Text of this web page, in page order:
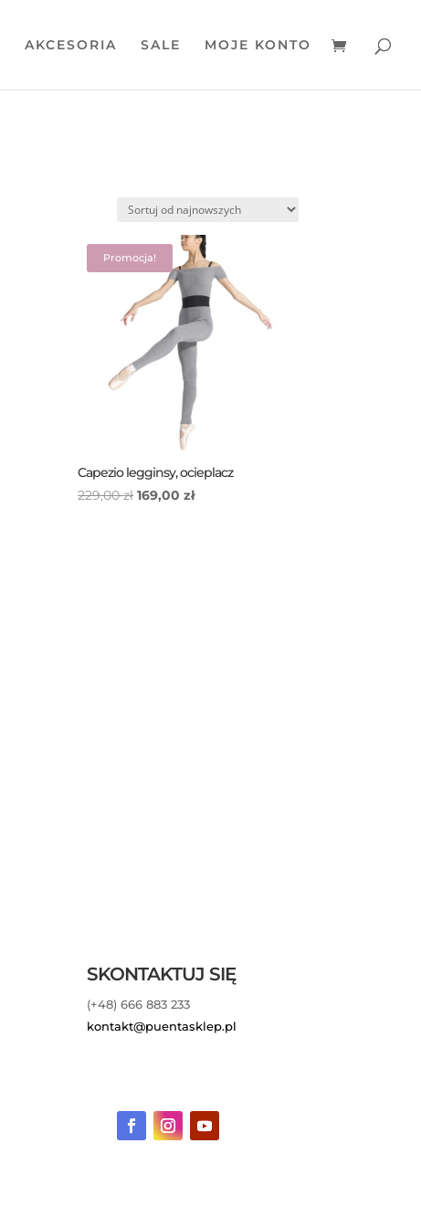
AKCESORIA SALE MOJE KONTO
Promocja!
Capezio legginsy, ocieplacz
229,00zł Pierwotna
169,00złAktualna
SKONTAKTUJ SIĘ
(+48) 666 883 233
kontakt@puentasklep.pl